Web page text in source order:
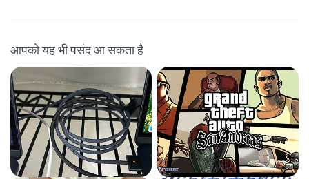
आपको यह भी पसंद आ सकता है